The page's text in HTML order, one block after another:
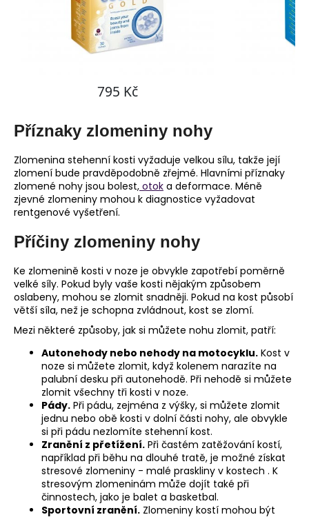
Příznaky zlomeniny nohy
Zlomenina stehenní kosti vyžaduje velkou sílu, takže její
zlomení bude pravděpodobně zřejmé. Hlavními příznaky
zlomené nohy jsou bolest, otok a deformace. Méně
zjevné zlomeniny mohou k diagnostice vyžadovat
rentgenové vyšetření.
Příčiny zlomeniny nohy
Ke zlomenině kosti v noze je obvykle zapotřebí poměrně
velké síly. Pokud byly vaše kosti nějakým způsobem
oslabeny, mohou se zlomit snadněji. Pokud na kost působí
větší síla, než je schopna zvládnout, kost se zlomí.
Mezi některé způsoby, jak si můžete nohu zlomit, patří:
Autonehody nebo nehody na motocyklu. Kost v
noze si můžete zlomit, když kolenem narazíte na
palubní desku při autonehodě. Při nehodě si můžete
zlomit všechny tři kosti v noze.
Pády. Při pádu, zejména z výšky, si můžete zlomit
jednu nebo obě kosti v dolní části nohy, ale obvykle
si při pádu nezlomíte stehenní kost.
Zranění z přetížení. Při častém zatěžování kostí,
například při běhu na dlouhé tratě, je možné získat
stresové zlomeniny - malé praskliny v kostech . K
stresovým zlomeninám může dojít také při
činnostech, jako je balet a basketbal.
Sportovní zranění. Zlomeniny kostí mohou být